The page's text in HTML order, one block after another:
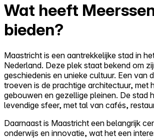
Wat heeft
bieden?
Maastricht is een aantrekkelijke stad in
Nederland. Deze plek staat bekend om
geschiedenis en unieke cultuur. Een van
troeven is de prachtige architectuur, met
gebouwen en gezellige pleinen. De stad
levendige sfeer, met tal van cafés,
Daarnaast is Maastricht een belangrijk
onderwijs en innovatie, wat het een